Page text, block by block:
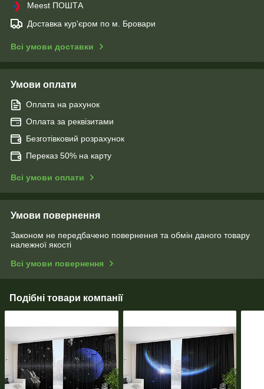
Meest ПОШТА
Доставка кур'єром по м. Бровари
Всі умови доставки
Умови оплати
Оплата на рахунок
Оплата за реквізитами
Безготівковий розрахунок
Переказ 50% на карту
Всі умови оплати
Умови повернення
Законом не передбачено повернення та обмін даного товару
належної якості
Всі умови повернення
Подібні товари компанії